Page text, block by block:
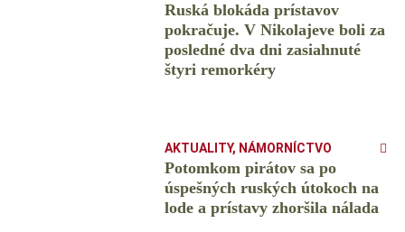
Ruská blokáda prístavov
pokračuje. V Nikolajeve boli za
posledné dva dni zasiahnuté
štyri remorkéry
AKTUALITY, NÁMORNÍCTVO
Potomkom pirátov sa po
úspešných ruských útokoch na
lode a prístavy zhoršila nálada